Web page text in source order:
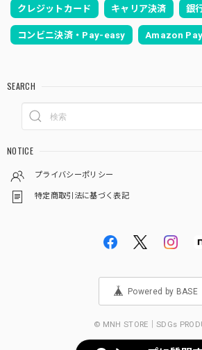
クレジットカード キャリア決済 銀
コンビニ決済・Pay-easy Amazon Pay
SEARCH
NOTICE
プライバシーポリシー
特定商取引法に基づく表記
Powered by BASE
© MNH STORE｜SDGs